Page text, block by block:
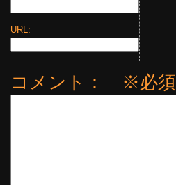
URL:
コメント： ※必須